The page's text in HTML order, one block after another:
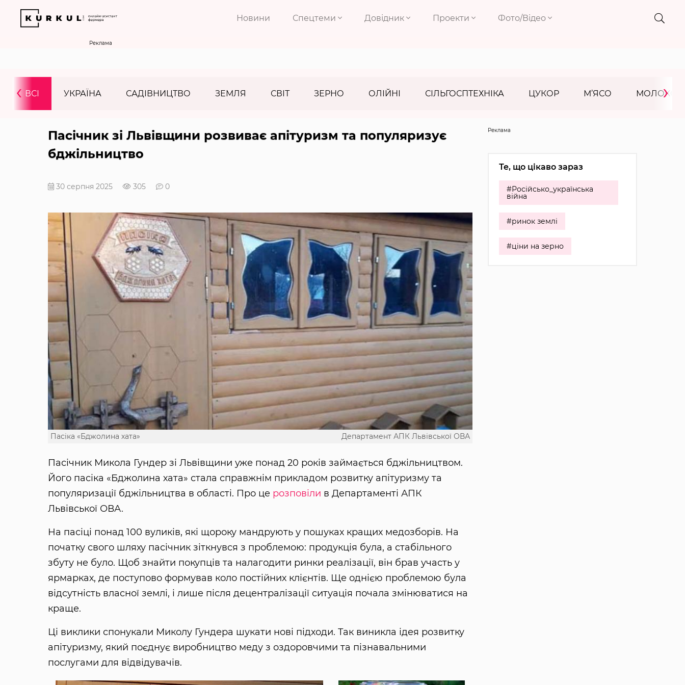
Новини Спецтеми Довідник Проекти Фото/Відео
Реклама
ВСІ УКРАЇНА САДІВНИЦТВО ЗЕМЛЯ СВІТ ЗЕРНО ОЛІЙНІ СІЛЬГОСПТЕХНІКА ЦУКОР М’ЯСО МОЛОКО
‹ ›
Пасічник зі Львівщини розвиває апітуризм та популяризує
бджільництво
30 серпня 2025 305 0
Департамент АПК Львівської ОВА
Пасіка «Бджолина хата»
Пасічник Микола Гундер зі Львівщини уже понад 20 років займається бджільництвом.
Його пасіка «Бджолина хата» стала справжнім прикладом розвитку апітуризму та
популяризації бджільництва в області. Про це розповіли в Департаменті АПК
Львівської ОВА.
На пасіці понад 100 вуликів, які щороку мандрують у пошуках кращих медозборів. На
початку свого шляху пасічник зіткнувся з проблемою: продукція була, а стабільного
збуту не було. Щоб знайти покупців та налагодити ринки реалізації, він брав участь у
ярмарках, де поступово формував коло постійних клієнтів. Ще однією проблемою була
відсутність власної землі, і лише після децентралізації ситуація почала змінюватися на
краще.
Ці виклики спонукали Миколу Гундера шукати нові підходи. Так виникла ідея розвитку
апітуризму, який поєднує виробництво меду з оздоровчими та пізнавальними
послугами для відвідувачів.
Реклама
Те, що цікаво зараз
#Російсько_українська
війна
#ринок землі
#ціни на зерно